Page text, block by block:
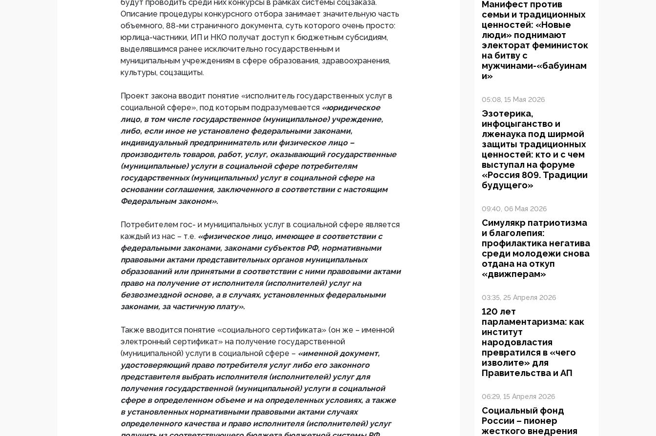
будут проводить среди них конкурсы в рамках системы соцзаказа.
Описание процедуры конкурсного отбора занимает значительную часть
объемного, 88-ми страничного документа, суть которого очень просто:
юрлица-частники, ИП и НКО получат доступ к бюджетным субсидиям,
выделявшимся ранее исключительно государственным и
муниципальным учреждениям в сфере образования, здравоохранения,
культуры, соцзащиты.
Проект закона вводит понятие «исполнитель государственных услуг в
социальной сфере», под которым подразумевается «юридическое
лицо, в том числе государственное (муниципальное) учреждение,
либо, если иное не установлено федеральными законами,
индивидуальный предприниматель или физическое лицо –
производитель товаров, работ, услуг, оказывающий государственные
(муниципальные) услуги в социальной сфере потребителям
государственных (муниципальных) услуг в социальной сфере на
основании соглашения, заключенного в соответствии с настоящим
Федеральным законом».
Потребителем гос- и муниципальных услуг в социальной сфере является
каждый из нас – т.е. «физическое лицо, имеющее в соответствии с
федеральными законами, законами субъектов РФ, нормативными
правовыми актами представительных органов муниципальных
образований или принятыми в соответствии с ними правовыми актами
право на получение от исполнителя (исполнителей) услуг на
безвозмездной основе, а в случаях, установленных федеральными
законами, за частичную плату».
Также вводится понятие «социального сертификата» (он же – именной
электронный сертификат» на получение государственной
(муниципальной) услуги в социальной сфере – «именной документ,
удостоверяющий право потребителя услуг либо его законного
представителя выбрать исполнителя (исполнителей) услуг для
получения государственной (муниципальной) услуги в социальной
сфере в определенном объеме и на определенных условиях, а также
в установленных нормативными правовыми актами случаях
определенного качества и право исполнителя (исполнителей) услуг
Манифест против
семьи и традиционных
ценностей: «Новые
люди» поднимают
электорат феминисток
на битву с
мужчинами-«бабуинам
и»
05:08, 15 Мая 2026
Эзотерика,
инфоцыганство и
лженаука под ширмой
защиты традиционных
ценностей: кто и с чем
выступал на форуме
«Россия 809. Традиции
будущего»
09:40, 06 Мая 2026
Симулякр патриотизма
и благолепия:
профилактика негатива
среди молодежи снова
отдана на откуп
«движперам»
03:35, 25 Апреля 2026
120 лет
парламентаризма: как
институт
народовластия
превратился в «чего
изволите» для
Правительства и АП
06:29, 15 Апреля 2026
Социальный фонд
России – пионер
жесткого внедрения